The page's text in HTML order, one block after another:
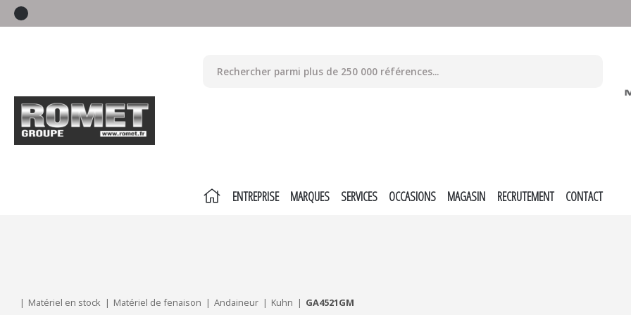
ENTREPRISE MARQUES SERVICES OCCASIONS MAGASIN RECRUTEMENT CONTACT
Matériel en stock Matériel de fenaison Andaineur Kuhn GA4521GM